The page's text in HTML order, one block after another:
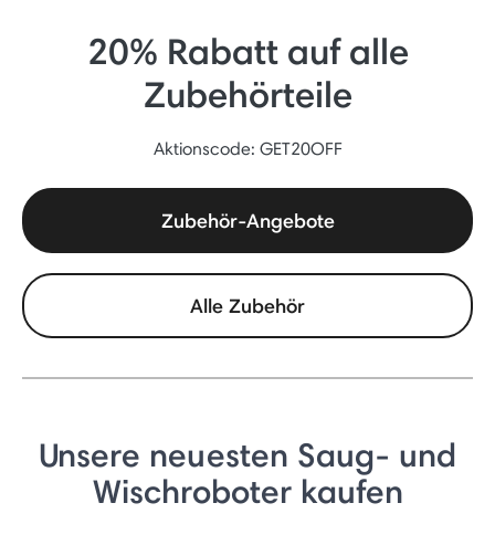
20% Rabatt auf alle
Zubehörteile
Aktionscode: GET20OFF
Zubehör-Angebote
Alle Zubehör
Unsere neuesten Saug- und
Wischroboter kaufen